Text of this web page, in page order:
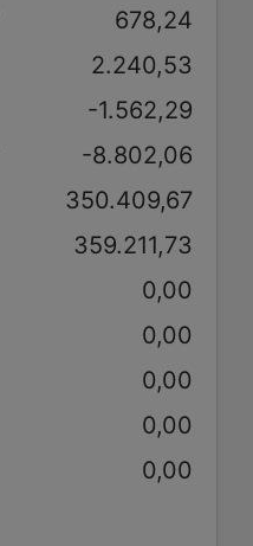
678,24
2.240,53
-1.562,29
-8.802,06
350.409,67
359.211,73
0,00
0,00
0,00
0,00
0,00